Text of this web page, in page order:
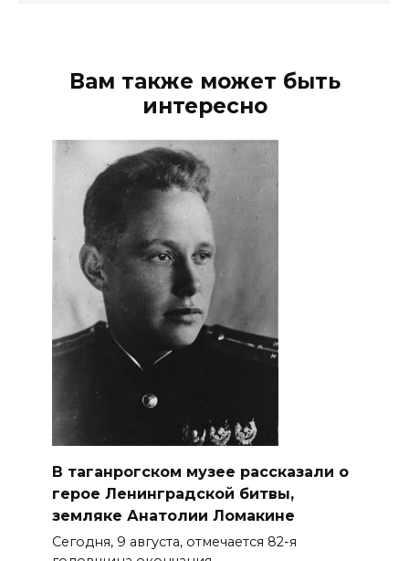
Вам также может быть
интересно
В таганрогском музее рассказали о
герое Ленинградской битвы,
земляке Анатолии Ломакине
Сегодня, 9 августа, отмечается 82-я